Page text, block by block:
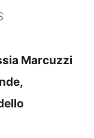
Marcuzzi